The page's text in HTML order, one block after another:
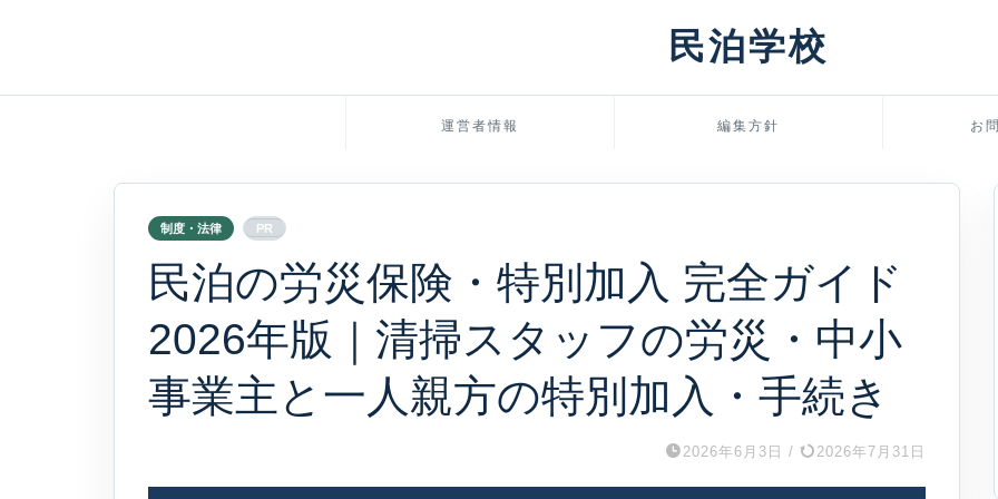
民泊学校
運営者情報 編集方針 お
制度・法律 PR
民泊の労災保険・特別加入 完全ガイド
2026年版｜清掃スタッフの労災・中小
事業主と一人親方の特別加入・手続き
2026年6月3日 / 2026年7月31日